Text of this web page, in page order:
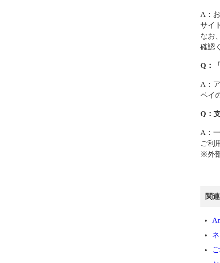
A：
サイ
なお
確認
Q：
A：
ペイ
Q：
A：
ご利
※外
関